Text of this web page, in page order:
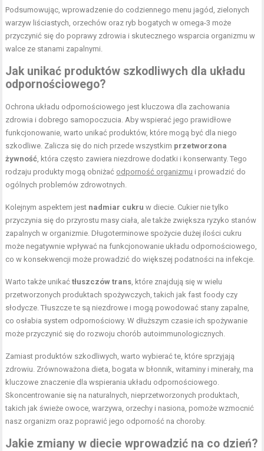
Podsumowując, wprowadzenie do codziennego menu jagód, zielonych
warzyw liściastych, orzechów oraz ryb bogatych w omega-3 może
przyczynić się do poprawy zdrowia i skutecznego wsparcia organizmu w
walce ze stanami zapalnymi.
Jak unikać produktów szkodliwych dla układu
odpornościowego?
Ochrona układu odpornościowego jest kluczowa dla zachowania
zdrowia i dobrego samopoczucia. Aby wspierać jego prawidłowe
funkcjonowanie, warto unikać produktów, które mogą być dla niego
szkodliwe. Zalicza się do nich przede wszystkim przetworzona
żywność, która często zawiera niezdrowe dodatki i konserwanty. Tego
rodzaju produkty mogą obniżać odporność organizmu i prowadzić do
ogólnych problemów zdrowotnych.
Kolejnym aspektem jest nadmiar cukru w diecie. Cukier nie tylko
przyczynia się do przyrostu masy ciała, ale także zwiększa ryzyko stanów
zapalnych w organizmie. Długoterminowe spożycie dużej ilości cukru
może negatywnie wpływać na funkcjonowanie układu odpornościowego,
co w konsekwencji może prowadzić do większej podatności na infekcje.
Warto także unikaćtłuszczów trans, które znajdują się w wielu
przetworzonych produktach spożywczych, takich jak fast foody czy
słodycze. Tłuszcze te są niezdrowe i mogą powodować stany zapalne,
co osłabia system odpornościowy. W dłuższym czasie ich spożywanie
może przyczynić się do rozwoju chorób autoimmunologicznych.
Zamiast produktów szkodliwych, warto wybierać te, które sprzyjają
zdrowiu. Zrównoważona dieta, bogata w błonnik, witaminy i minerały, ma
kluczowe znaczenie dla wspierania układu odpornościowego.
Skoncentrowanie się na naturalnych, nieprzetworzonych produktach,
takich jak świeże owoce, warzywa, orzechy i nasiona, pomoże wzmocnić
nasz organizm oraz poprawić jego odporność na choroby.
Jakie zmiany w diecie wprowadzić na co dzień?